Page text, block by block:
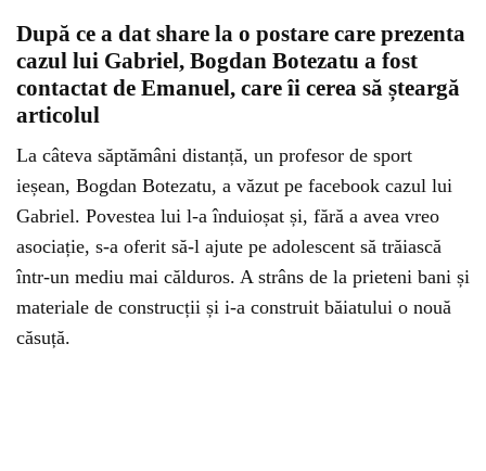
După ce a dat share la o postare care prezenta
cazul lui Gabriel, Bogdan Botezatu a fost
contactat de Emanuel, care îi cerea să șteargă
articolul
La câteva săptămâni distanță, un profesor de sport
ieșean, Bogdan Botezatu, a văzut pe facebook cazul lui
Gabriel. Povestea lui l-a înduioșat și, fără a avea vreo
asociație, s-a oferit să-l ajute pe adolescent să trăiască
într-un mediu mai călduros. A strâns de la prieteni bani și
materiale de construcții și i-a construit băiatului o nouă
căsuță.